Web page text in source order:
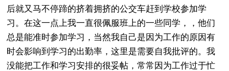
后就又马不停蹄的挤着拥挤的公交车赶到学校参加学
习。在这一点上我一直很佩服班上的一些同学，，他们
总是能准时参加学习，当然我自己是因为工作的原因有
时会影响到学习的出勤率，这里是需要自我批评的。我
没能把工作和学习安排的很妥帖，常常因为工作过于忙